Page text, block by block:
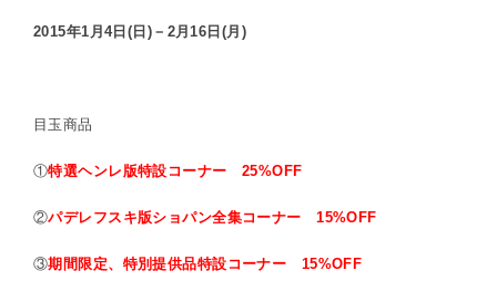
2015年1月4日(日)－2月16日(月)
目玉商品
①特選ヘンレ版特設コーナー 25%OFF
②パデレフスキ版ショパン全集コーナー 15%OFF
③期間限定、特別提供品特設コーナー 15%OFF